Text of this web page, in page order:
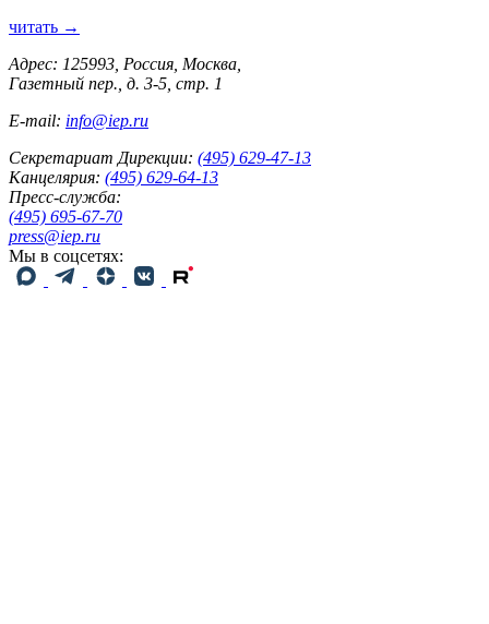
читать →
Адрес: 125993, Россия, Москва,
Газетный пер., д. 3-5, стр. 1
E-mail: info@iep.ru
Секретариат Дирекции: (495) 629-47-13
Канцелярия: (495) 629-64-13
Пресс-служба:
(495) 695-67-70
press@iep.ru
Мы в соцсетях: